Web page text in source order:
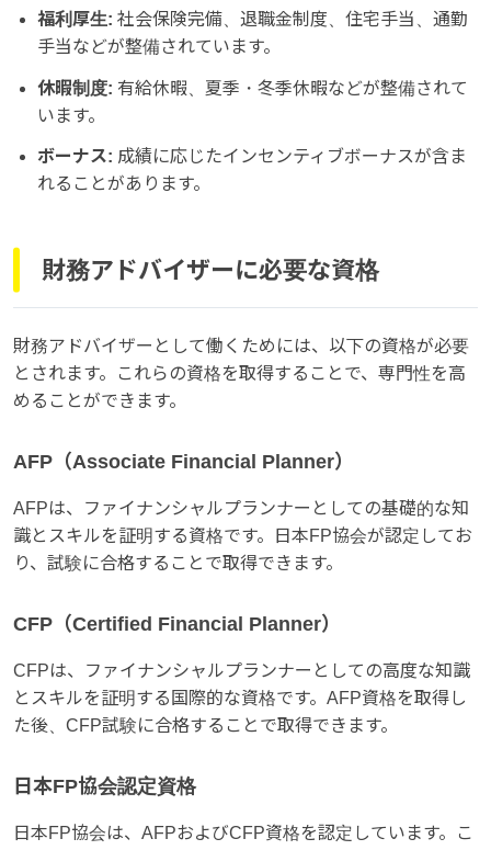
福利厚生: 社会保険完備、退職金制度、住宅手当、通勤
手当などが整備されています。
休暇制度: 有給休暇、夏季・冬季休暇などが整備されて
います。
ボーナス: 成績に応じたインセンティブボーナスが含ま
れることがあります。
財務アドバイザーに必要な資格
財務アドバイザーとして働くためには、以下の資格が必要
とされます。これらの資格を取得することで、専門性を高
めることができます。
AFP（Associate Financial Planner）
AFPは、ファイナンシャルプランナーとしての基礎的な知
識とスキルを証明する資格です。日本FP協会が認定してお
り、試験に合格することで取得できます。
CFP（Certified Financial Planner）
CFPは、ファイナンシャルプランナーとしての高度な知識
とスキルを証明する国際的な資格です。AFP資格を取得し
た後、CFP試験に合格することで取得できます。
日本FP協会認定資格
日本FP協会は、AFPおよびCFP資格を認定しています。こ